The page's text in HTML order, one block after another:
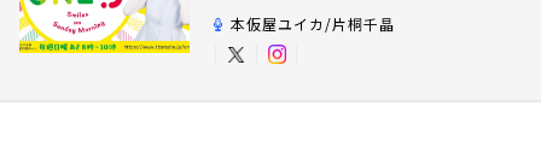
本仮屋ユイカ/片桐千晶